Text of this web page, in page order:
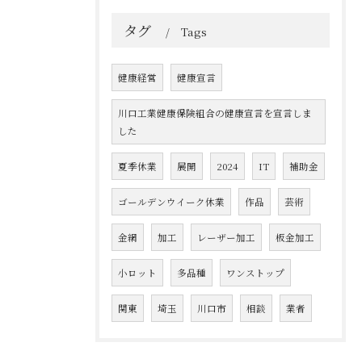
タグ Tags
健康経営 健康宣言
川口工業健康保険組合の健康宣言を宣言しま
した
夏季休業 展開 2024 IT 補助金
ゴールデンウイーク休業 作品 芸術
金網 加工 レーザー加工 板金加工
小ロット 多品種 ワンストップ
関東 埼玉 川口市 相談 業者